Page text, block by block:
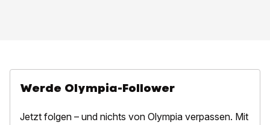
Werde Olympia-Follower
Jetzt folgen – und nichts von Olympia verpassen. Mit